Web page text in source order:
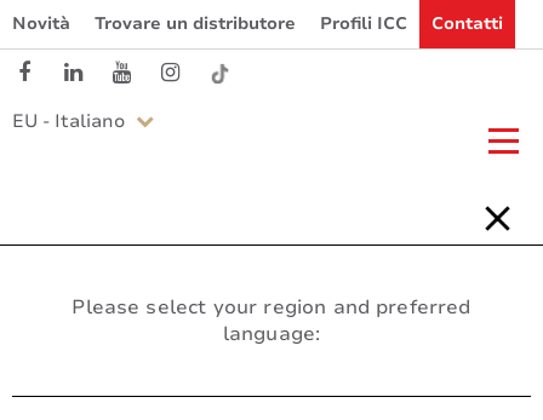
Novità Trovare un distributore Profili ICC Contatti
EU - Italiano
Please select your region and preferred
language: